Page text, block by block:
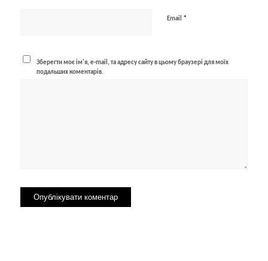
Email *
Зберегти моє ім'я, e-mail, та адресу сайту в цьому браузері для моїх
подальших коментарів.